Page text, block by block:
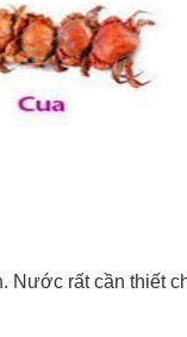
Nước rất cần thiết